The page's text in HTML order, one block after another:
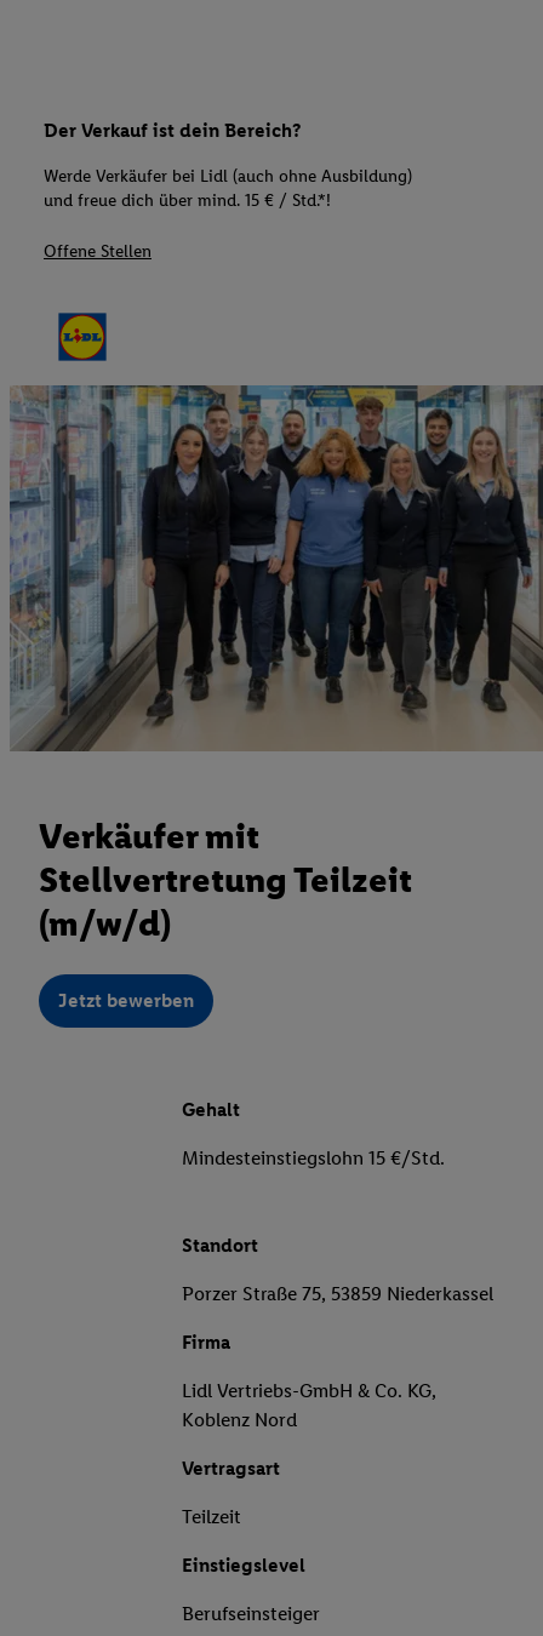
Der Verkauf ist dein Bereich?
Werde Verkäufer bei Lidl (auch ohne Ausbildung)
und freue dich über mind. 15 € / Std.*!
Offene Stellen
Verkäufer mit
Stellvertretung Teilzeit
(m/w/d)
Jetzt bewerben
Gehalt
Mindesteinstiegslohn 15 €/Std.
Standort
Porzer Straße 75, 53859 Niederkassel
Firma
Lidl Vertriebs-GmbH & Co. KG,
Koblenz Nord
Vertragsart
Teilzeit
Einstiegslevel
Berufseinsteiger